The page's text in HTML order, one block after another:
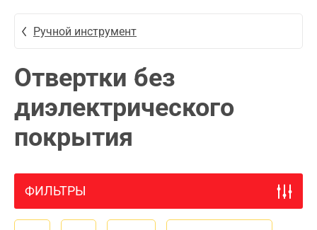
Ручной инструмент
Отвертки без
диэлектрического
покрытия
ФИЛЬТРЫ